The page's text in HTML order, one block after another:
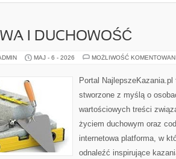
I DUCHOWOŚĆ
MAJ - 6 - 2026 MOŻLIWOŚĆ
Portal
stworzone z myślą o
wartościowych treści
życiem duchowym oraz
internetowa platforma, w
odnaleźć inspirujące